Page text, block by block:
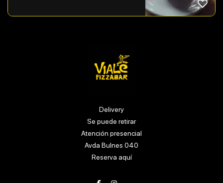
Delivery
Se puede retirar
Atención presencial
Avda Bulnes 040
Reserva aquí